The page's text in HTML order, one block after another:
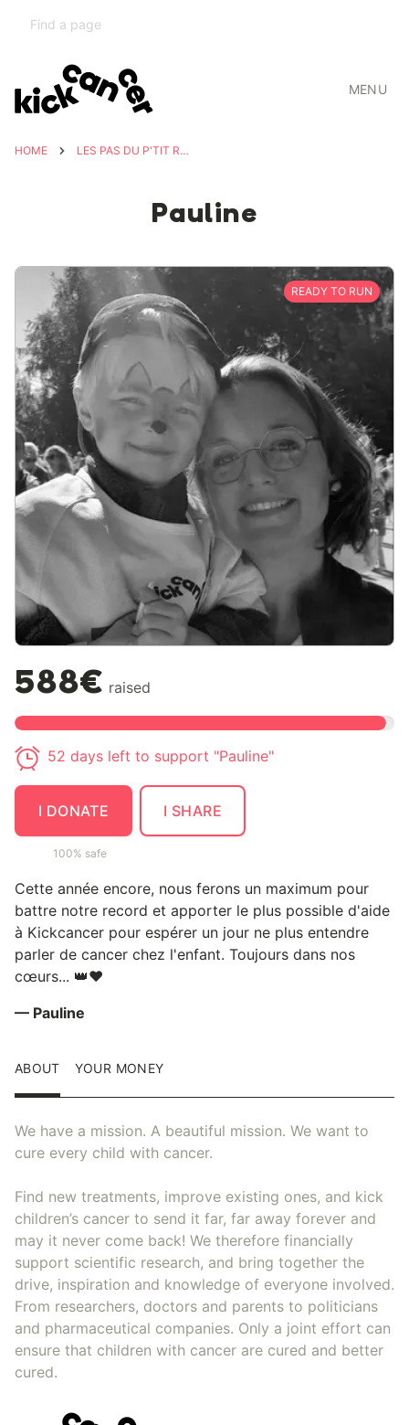
MENU
HOME LES PAS DU P'TIT ROI ⭐️
Pauline
READY TO RUN
588€ raised
52 days left to support "Pauline"
I DONATE
100% safe
I SHARE
Cette année encore, nous ferons un maximum pour
battre notre record et apporter le plus possible d'aide
à Kickcancer pour espérer un jour ne plus entendre
parler de cancer chez l'enfant. Toujours dans nos
cœurs... 👑❤️
— Pauline
ABOUT YOUR MONEY
We have a mission. A beautiful mission. We want to
cure every child with cancer.
Find new treatments, improve existing ones, and kick
children’s cancer to send it far, far away forever and
may it never come back! We therefore financially
support scientific research, and bring together the
drive, inspiration and knowledge of everyone involved.
From researchers, doctors and parents to politicians
and pharmaceutical companies. Only a joint effort can
ensure that children with cancer are cured and better
cured.